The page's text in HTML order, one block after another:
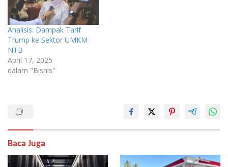
Analisis: Dampak Tarif
Trump ke Sektor UMKM
NTB
April 17, 2025
dalam "Bisnis"
Baca Juga